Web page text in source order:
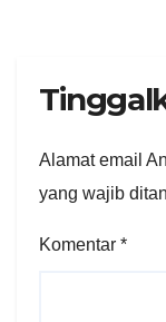
Alamat email
yang wajib
Komentar *